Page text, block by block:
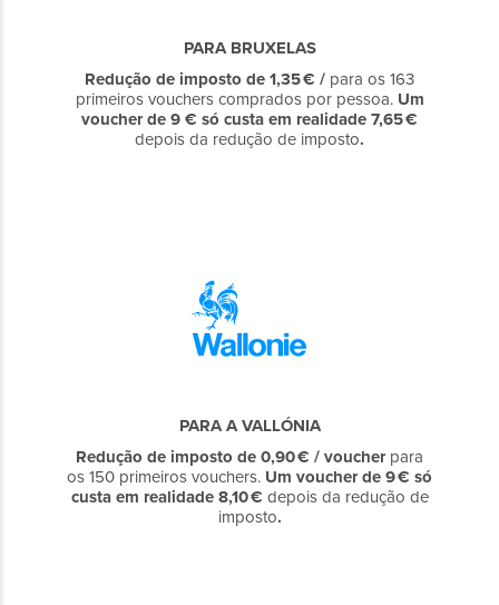
PARA BRUXELAS
Redução de imposto de 1,35 € / para os 163
primeiros vouchers comprados por pessoa. Um
voucher de 9 € só custa em realidade 7,65 €
depois da redução de imposto.
PARA A VALLÓNIA
Redução de imposto de 0,90 € / voucherpara
os 150 primeiros vouchers. Um voucher de 9 € só
custa em realidade8,10 € depois da redução de
imposto.